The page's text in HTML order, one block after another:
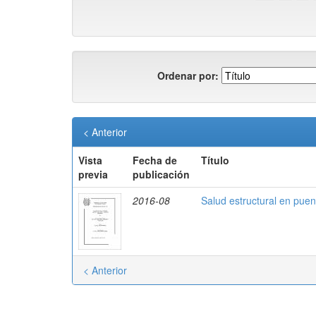
Ordenar por:
< Anterior
Vista
previa
Fecha de
publicación
Título
2016-08 Salud estructural en
< Anterior